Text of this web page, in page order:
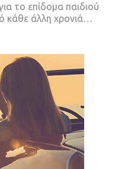
το επίδομα παιδιού
κάθε άλλη χρονιά…